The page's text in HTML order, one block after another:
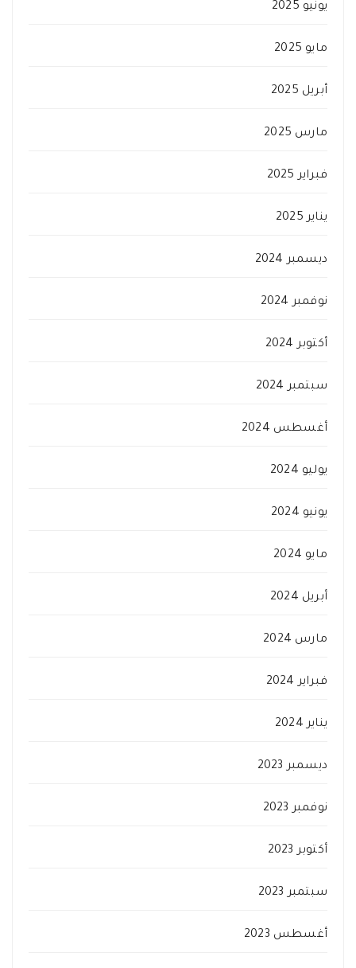
يونيو 2025
مايو 2025
أبريل 2025
مارس 2025
فبراير 2025
يناير 2025
ديسمبر 2024
نوفمبر 2024
أكتوبر 2024
سبتمبر 2024
أغسطس 2024
يوليو 2024
يونيو 2024
مايو 2024
أبريل 2024
مارس 2024
فبراير 2024
يناير 2024
ديسمبر 2023
نوفمبر 2023
أكتوبر 2023
سبتمبر 2023
أغسطس 2023